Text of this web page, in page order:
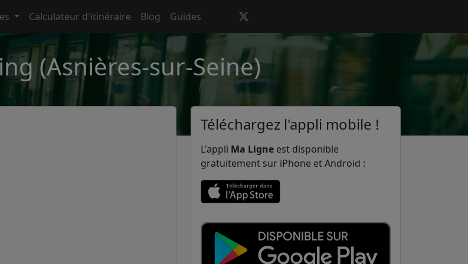
Calculateur d'itinéraire Blog Guides
(Asnières-sur-Seine)
Téléchargez l'appli mobile !
L'appli Ma Ligne est disponible
gratuitement sur iPhone et Android :